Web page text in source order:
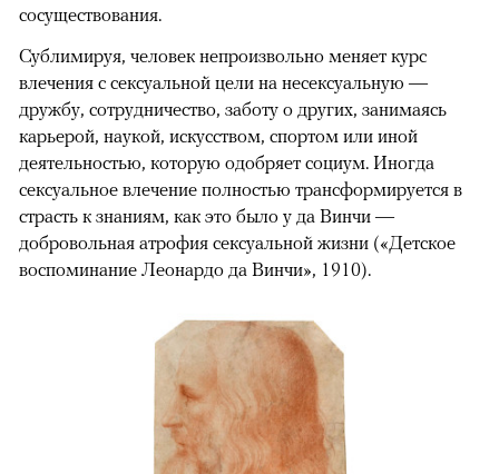
сосуществования.
Сублимируя, человек непроизвольно меняет курс
влечения с сексуальной цели на несексуальную —
дружбу, сотрудничество, заботу о других, занимаясь
карьерой, наукой, искусством, спортом или иной
деятельностью, которую одобряет социум. Иногда
сексуальное влечение полностью трансформируется в
страсть к знаниям, как это было у да Винчи —
добровольная атрофия сексуальной жизни («Детское
воспоминание Леонардо да Винчи», 1910).